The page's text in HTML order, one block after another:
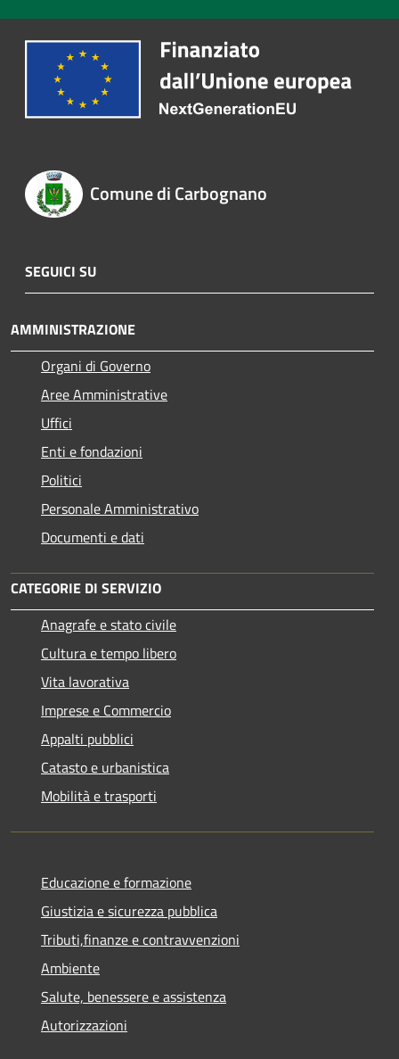
Comune di Carbognano
SEGUICI SU
AMMINISTRAZIONE
Organi di Governo
Aree Amministrative
Uffici
Enti e fondazioni
Politici
Personale Amministrativo
Documenti e dati
CATEGORIE DI SERVIZIO
Anagrafe e stato civile
Cultura e tempo libero
Vita lavorativa
Imprese e Commercio
Appalti pubblici
Catasto e urbanistica
Mobilità e trasporti
Educazione e formazione
Giustizia e sicurezza pubblica
Tributi,finanze e contravvenzioni
Ambiente
Salute, benessere e assistenza
Autorizzazioni